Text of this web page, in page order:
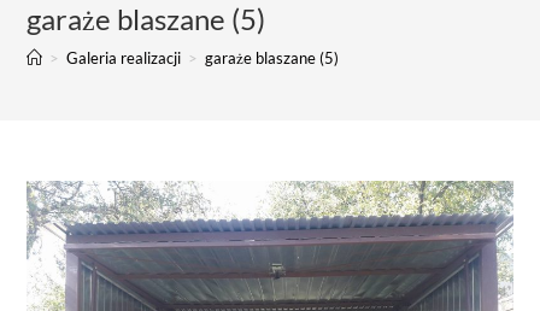
garaże blaszane (5)
> Galeria realizacji > garaże blaszane (5)